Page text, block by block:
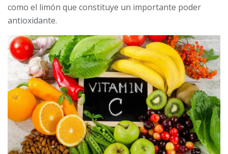
como el limón que constituye un importante poder
antioxidante.